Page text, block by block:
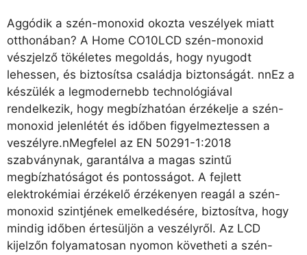
Aggódik a szén-monoxid okozta veszélyek miatt
otthonában? A Home CO10LCD szén-monoxid
vészjelző tökéletes megoldás, hogy nyugodt
lehessen, és biztosítsa családja biztonságát. nnEz a
készülék a legmodernebb technológiával
rendelkezik, hogy megbízhatóan érzékelje a szén-
monoxid jelenlétét és időben figyelmeztessen a
veszélyre.nMegfelel az EN 50291-1:2018
szabványnak, garantálva a magas szintű
megbízhatóságot és pontosságot. A fejlett
elektrokémiai érzékelő érzékenyen reagál a szén-
monoxid szintjének emelkedésére, biztosítva, hogy
mindig időben értesüljön a veszélyről. Az LCD
kijelzőn folyamatosan nyomon követheti a szén-